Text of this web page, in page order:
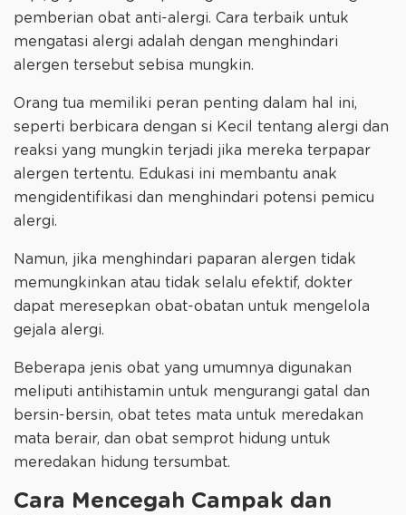
pemberian obat anti-alergi. Cara terbaik untuk
mengatasi alergi adalah dengan menghindari
alergen tersebut sebisa mungkin.
Orang tua memiliki peran penting dalam hal ini,
seperti berbicara dengan si Kecil tentang alergi dan
reaksi yang mungkin terjadi jika mereka terpapar
alergen tertentu. Edukasi ini membantu anak
mengidentifikasi dan menghindari potensi pemicu
alergi.
Namun, jika menghindari paparan alergen tidak
memungkinkan atau tidak selalu efektif, dokter
dapat meresepkan obat-obatan untuk mengelola
gejala alergi.
Beberapa jenis obat yang umumnya digunakan
meliputi antihistamin untuk mengurangi gatal dan
bersin-bersin, obat tetes mata untuk meredakan
mata berair, dan obat semprot hidung untuk
meredakan hidung tersumbat.
Cara Mencegah Campak dan